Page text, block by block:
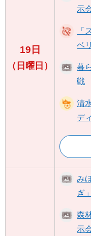
19日
（日曜日）
示
「
ベ
暮
戦
清
デ
み
ぎ」
森
示